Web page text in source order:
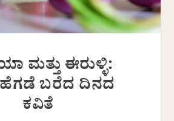
ಮತ್ತು ಈರುಳ್ಳಿ:
ಹೆಗಡೆ ಬರೆದ ದಿನದ
ಕವಿತೆ